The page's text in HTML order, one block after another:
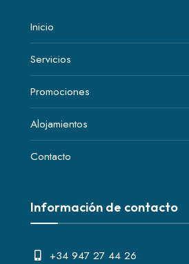
Inicio
Servicios
Promociones
Alojamientos
Contacto
Información de contacto
+34 947 27 44 26